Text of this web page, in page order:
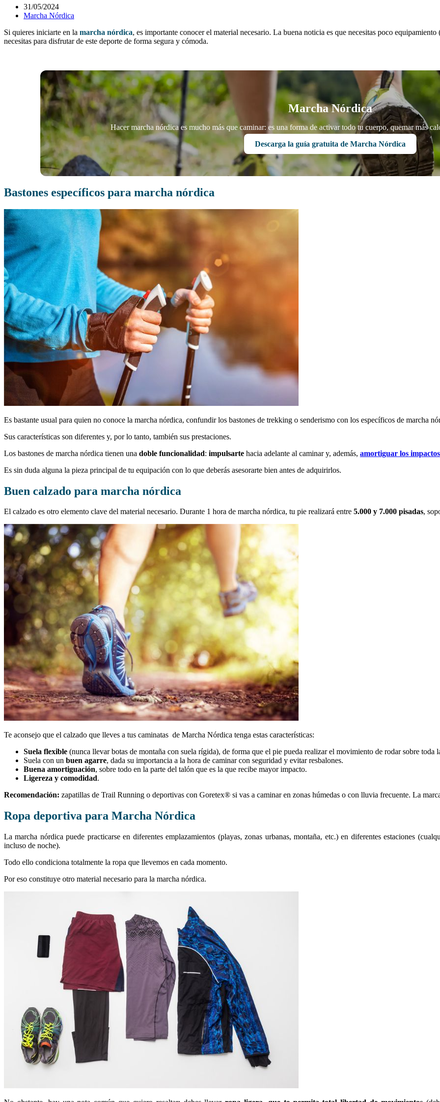
31/05/2024
Marcha Nórdica
Si quieres iniciarte en la marcha nórdica, es importante conocer el material necesario. La buena noticia es que necesitas poco
necesitas para disfrutar de este deporte de forma segura y cómoda.
Marcha Nórdica
Hacer marcha nórdica es mucho más que caminar: es una forma de activar todo tu cuerpo, quemar más
Descarga la guía gratuita de Marcha Nórdica
Bastones específicos para marcha nórdica
Es bastante usual para quien no conoce la marcha nórdica, confundir los bastones de trekking o senderismo con los específicos de marcha
Sus características son diferentes y, por lo tanto, también sus prestaciones.
Los bastones de marcha nórdica tienen una doble funcionalidad: impulsarte hacia adelante al caminar y, además, amortiguar los
Es sin duda alguna la pieza principal de tu equipación con lo que deberás asesorarte bien antes de adquirirlos.
Buen calzado para marcha nórdica
El calzado es otro elemento clave del material necesario. Durante 1 hora de marcha nórdica, tu pie realizará entre 5.000 y 7.000 pisadas,
Te aconsejo que el calzado que lleves a tus caminatas de Marcha Nórdica tenga estas características:
Suela flexible (nunca llevar botas de montaña con suela rígida), de forma que el pie pueda realizar el movimiento de rodar sobre toda
Suela con un buen agarre, dada su importancia a la hora de caminar con seguridad y evitar resbalones.
Buena amortiguación, sobre todo en la parte del talón que es la que recibe mayor impacto.
Ligereza y comodidad.
Recomendación: zapatillas de Trail Running o deportivas con Goretex® si vas a caminar en zonas húmedas o con lluvia frecuente. La
Ropa deportiva para Marcha Nórdica
La marcha nórdica puede practicarse en diferentes emplazamientos (playas, zonas urbanas, montaña, etc.) en diferentes estaciones
incluso de noche).
Todo ello condiciona totalmente la ropa que llevemos en cada momento.
Por eso constituye otro material necesario para la marcha nórdica.